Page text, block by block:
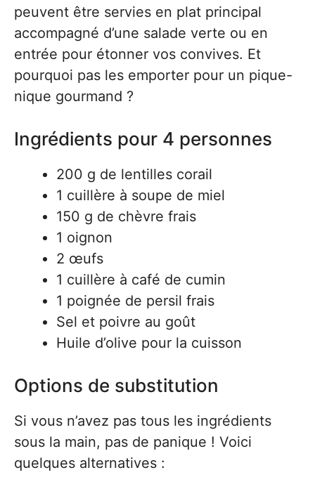
peuvent être servies en plat principal
accompagné d’une salade verte ou en
entrée pour étonner vos convives. Et
pourquoi pas les emporter pour un pique-
nique gourmand ?
Ingrédients pour 4 personnes
200 g de lentilles corail
1 cuillère à soupe de miel
150 g de chèvre frais
1 oignon
2 œufs
1 cuillère à café de cumin
1 poignée de persil frais
Sel et poivre au goût
Huile d’olive pour la cuisson
Options de substitution
Si vous n’avez pas tous les ingrédients
sous la main, pas de panique ! Voici
quelques alternatives :